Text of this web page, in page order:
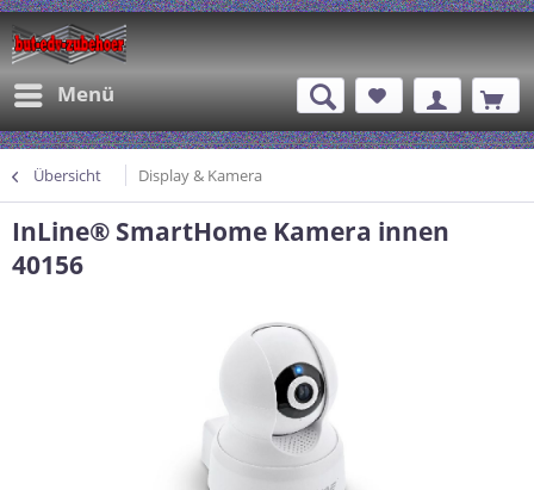
Menü
Übersicht Display & Kamera
InLine® SmartHome Kamera innen
40156